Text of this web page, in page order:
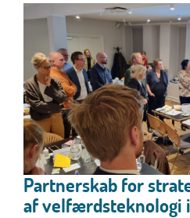
Partnerskab for
af velfærdsteknologi